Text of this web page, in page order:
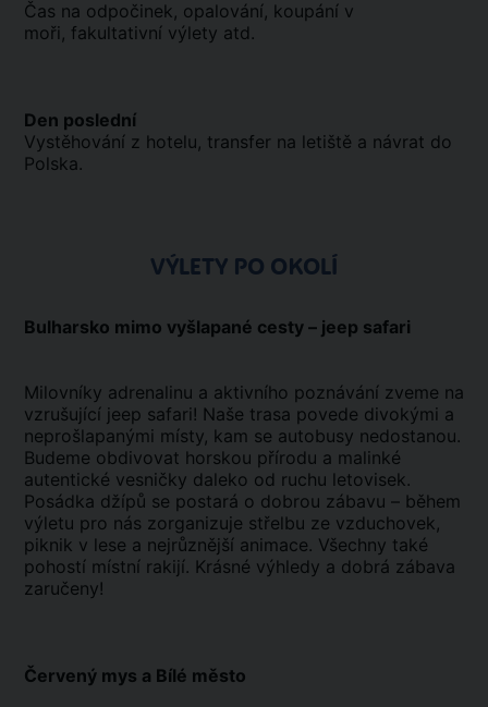
Čas na odpočinek, opalování, koupání v
moři, fakultativní výlety atd.
Den poslední
Vystěhování z hotelu, transfer na letiště a návrat do
Polska.
VÝLETY PO OKOLÍ
Bulharsko mimo vyšlapané cesty – jeep safari
Milovníky adrenalinu a aktivního poznávání zveme na
vzrušující jeep safari! Naše trasa povede divokými a
neprošlapanými místy, kam se autobusy nedostanou.
Budeme obdivovat horskou přírodu a malinké
autentické vesničky daleko od ruchu letovisek.
Posádka džípů se postará o dobrou zábavu – během
výletu pro nás zorganizuje střelbu ze vzduchovek,
piknik v lese a nejrůznější animace. Všechny také
pohostí místní rakijí. Krásné výhledy a dobrá zábava
zaručeny!
Červený mys a Bílé město